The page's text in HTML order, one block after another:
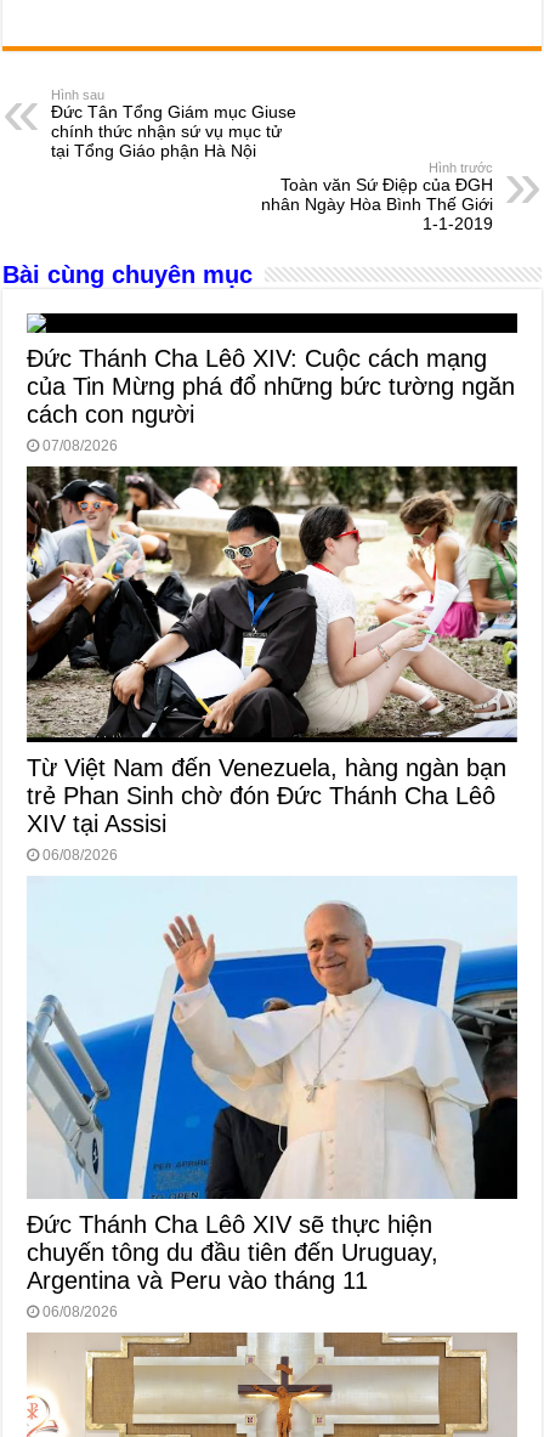
c
e
b
o
ss
e
n
g
at
A
p
e
d
s
er ail ar
Hình sau
Đức Tân Tổng Giám mục Giuse
chính thức nhận sứ vụ mục tử
tại Tổng Giáo phận Hà Nội
Hình trước
Toàn văn Sứ Điệp của ĐGH
nhân Ngày Hòa Bình Thế Giới
1-1-2019
Bài cùng chuyên mục
Đức Thánh Cha Lêô XIV: Cuộc cách mạng
của Tin Mừng phá đổ những bức tường ngăn
cách con người
07/08/2026
Từ Việt Nam đến Venezuela, hàng ngàn bạn
trẻ Phan Sinh chờ đón Đức Thánh Cha Lêô
XIV tại Assisi
06/08/2026
Đức Thánh Cha Lêô XIV sẽ thực hiện
chuyến tông du đầu tiên đến Uruguay,
Argentina và Peru vào tháng 11
06/08/2026